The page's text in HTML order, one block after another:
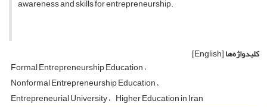
awareness and skills for entrepreneurship.
کلیدواژه‌ها[English]
Formal Entrepreneurship Education
Nonformal Entrepreneurship Education
Entrepreneurial University Higher Education in Iran